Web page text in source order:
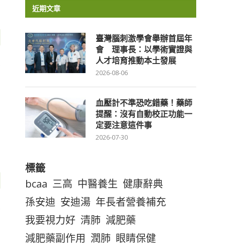
近期文章
臺灣腦刺激學會舉辦首屆年
會 理事長：以學術實證與
人才培育推動本土發展
2026-08-06
血壓計不準恐吃錯藥！藥師
提醒：沒有自動校正功能一
定要注意這件事
2026-07-30
標籤
bcaa 三高 中醫養生 健康辭典
孫安迪 安迪湯 年長者營養補充
我要視力好 清肺 減肥藥
減肥藥副作用 潤肺 眼睛保健